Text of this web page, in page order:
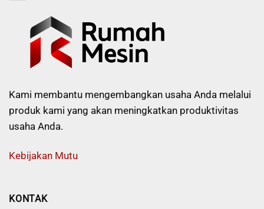
Kami membantu mengembangkan usaha Anda melalui
produk kami yang akan meningkatkan produktivitas
usaha Anda.
Kebijakan Mutu
KONTAK